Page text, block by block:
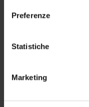
raccogliere
geografica, con
Identificare il
Preferenze
Statistiche
Marketing
Contacts
Places